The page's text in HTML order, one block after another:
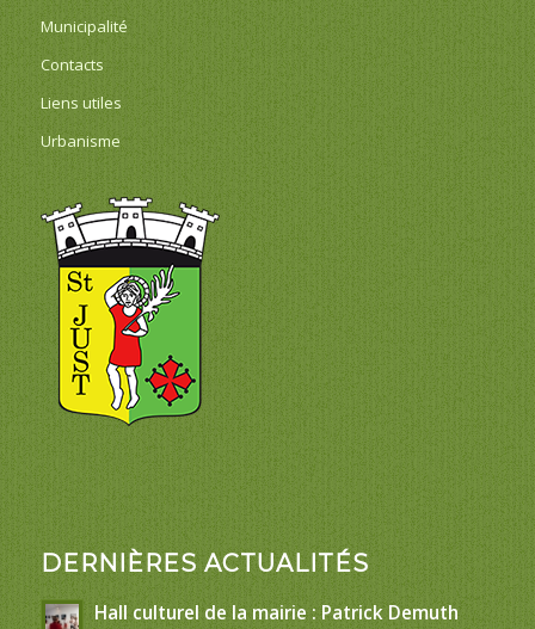
Municipalité
Contacts
Liens utiles
Urbanisme
DERNIÈRES ACTUALITÉS
Hall culturel de la mairie : Patrick Demuth